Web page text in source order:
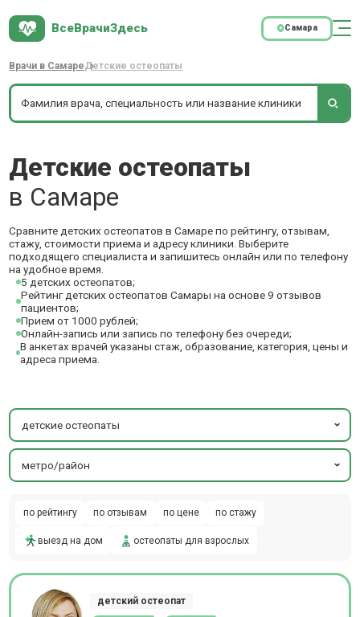
ВсеВрачиЗдесь Самара
Врачи в СамареДетские остеопаты
Детские остеопаты
в Самаре
Сравните детских остеопатов в Самаре по рейтингу, отзывам,
стажу, стоимости приема и адресу клиники. Выберите
подходящего специалиста и запишитесь онлайн или по телефону
на удобное время.
5 детских остеопатов;
Рейтинг детских остеопатов Самары на основе 9 отзывов
пациентов;
Прием от 1000 рублей;
Онлайн-запись или запись по телефону без очереди;
В анкетах врачей указаны стаж, образование, категория, цены и
адреса приема.
детские остеопаты
метро/район
по рейтингу по отзывам по цене по стажу
выезд на дом остеопаты для взрослых
детский остеопат